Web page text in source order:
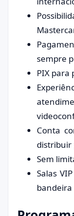
sempre
PIX para
Conta
distribuir
Sem
Salas
bandeira